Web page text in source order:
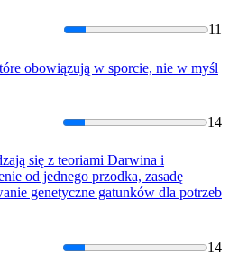
11
obowiązują w sporcie, nie w myśl
14
się z teoriami Darwina i
od jednego przodka, zasadę
genetyczne gatunków dla potrzeb
14